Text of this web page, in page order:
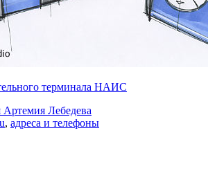
терминала НАИС
Артемия Лебедева
, адреса и телефоны